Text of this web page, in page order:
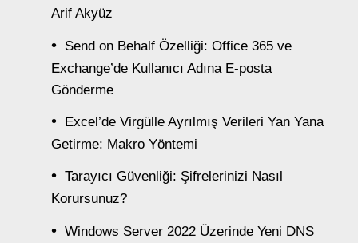
Arif Akyüz
Send on Behalf Özelliği: Office 365 ve
Exchange’de Kullanıcı Adına E-posta
Gönderme
Excel’de Virgülle Ayrılmış Verileri Yan Yana
Getirme: Makro Yöntemi
Tarayıcı Güvenliği: Şifrelerinizi Nasıl
Korursunuz?
Windows Server 2022 Üzerinde Yeni DNS